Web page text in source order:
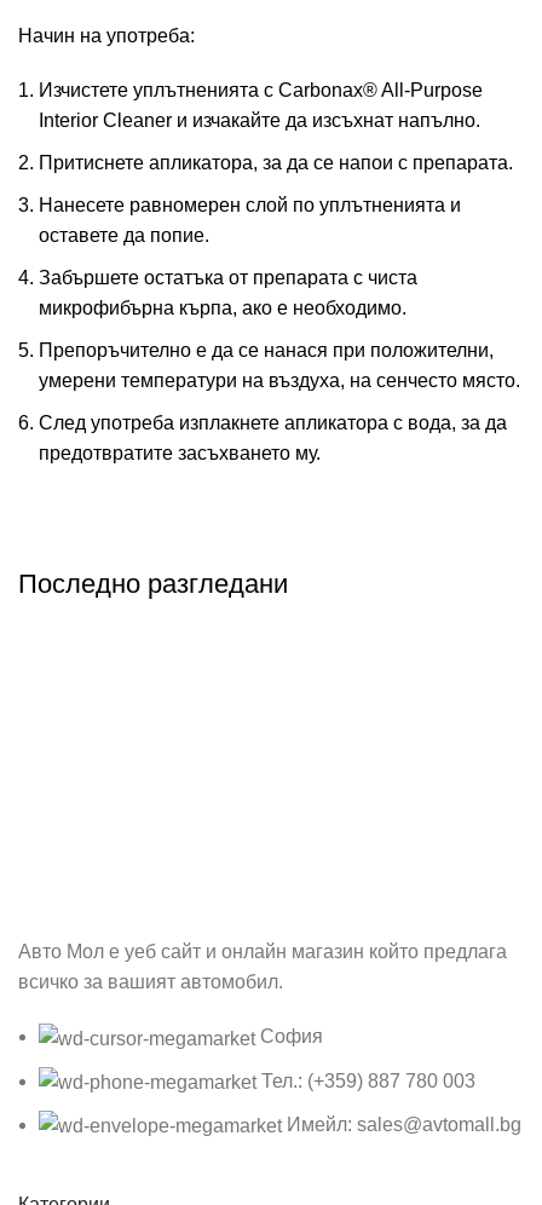
Начин на употреба:
Изчистете уплътненията с Carbonax® All-Purpose
Interior Cleaner и изчакайте да изсъхнат напълно.
Притиснете апликатора, за да се напои с препарата.
Нанесете равномерен слой по уплътненията и
оставете да попие.
Забършете остатъка от препарата с чиста
микрофибърна кърпа, ако е необходимо.
Препоръчително е да се нанася при положителни,
умерени температури на въздуха, на сенчесто място.
След употреба изплакнете апликатора с вода, за да
предотвратите засъхването му.
Последно разгледани
Авто Мол е уеб сайт и онлайн магазин който предлага
всичко за вашият автомобил.
София
Тел.: (+359) 887 780 003
Имейл: sales@avtomall.bg